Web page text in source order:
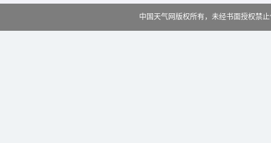
中国天气网版权所有，未经书面授权